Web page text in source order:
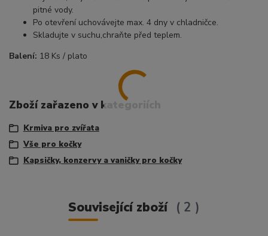
pitné vody.
Po otevření uchovávejte max. 4 dny v chladničce.
Skladujte v suchu,chraňte před teplem.
Balení: 18 Ks / plato
Zboží zařazeno v kategoriích
Krmiva pro zvířata
Vše pro kočky
Kapsičky, konzervy a vaničky pro kočky
Související zboží 2